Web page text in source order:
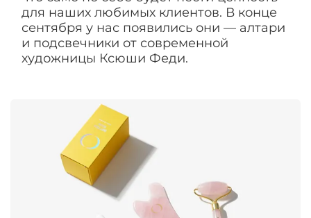
для наших любимых клиентов. В конце
сентября у нас появились они — алтари
и подсвечники от современной
художницы Ксюши Феди.